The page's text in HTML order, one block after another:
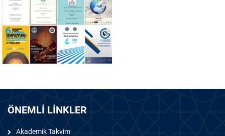
ÖNEMLİ LİNKLER
Akademik Takvim